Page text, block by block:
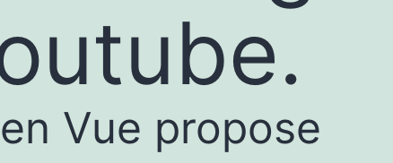
Vue propose